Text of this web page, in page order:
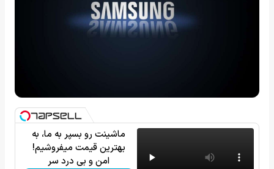
ماشینت رو بسپر به ما، به
بهترین قیمت میفروشیم!
امن و بی درد سر